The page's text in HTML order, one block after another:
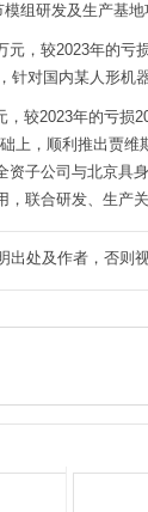
组研发及生产基地
，较2023年的亏
对国内某人形机
较2023年的亏损
上，顺利推出贾
子公司与北京具
联合研发、生产关
出处及作者，否则